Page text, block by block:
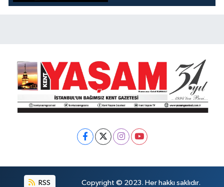
KOKUYOR!
RSS Copyright © 2023. Her hakkı saklıdır.